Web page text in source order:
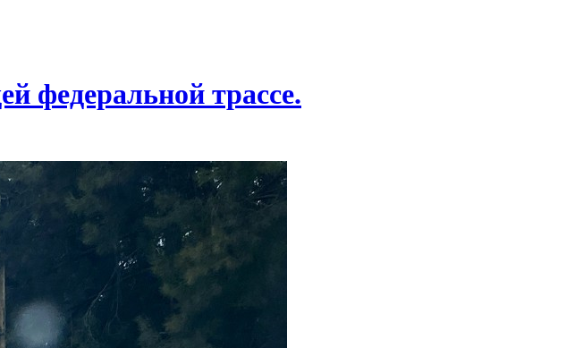
федеральной трассе.